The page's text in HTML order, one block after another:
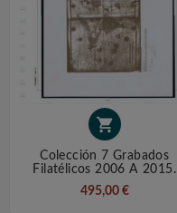

Colección 7 Grabados
Filatélicos 2006 A 2015.
495,00 €